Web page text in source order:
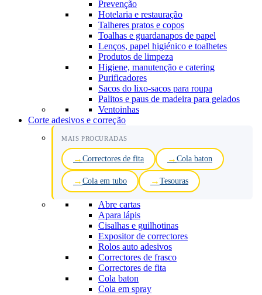
Prevenção
Hotelaria e restauração
Talheres pratos e copos
Toalhas e guardanapos de papel
Lenços, papel higiénico e toalhetes
Produtos de limpeza
Higiene, manutenção e catering
Purificadores
Sacos do lixo-sacos para roupa
Palitos e paus de madeira para gelados
Ventoinhas
Corte adesivos e correção
MAIS PROCURADAS
Correctores de fita Cola baton
Cola em tubo Tesouras
Abre cartas
Apara lápis
Cisalhas e guilhotinas
Expositor de correctores
Rolos auto adesivos
Correctores de frasco
Correctores de fita
Cola baton
Cola em spray